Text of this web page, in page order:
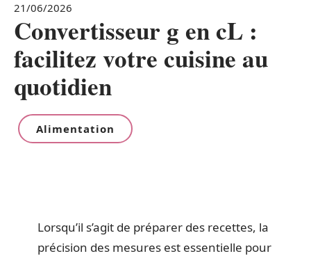
21/06/2026
Convertisseur g en cL :
facilitez votre cuisine au
quotidien
Alimentation
Lorsqu’il s’agit de préparer des recettes, la
précision des mesures est essentielle pour